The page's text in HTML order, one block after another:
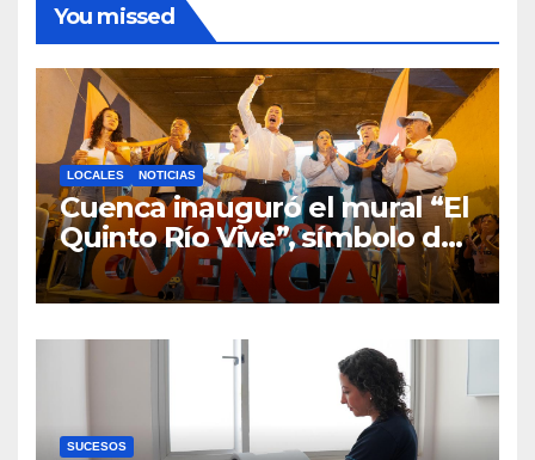
You missed
LOCALES NOTICIAS
Cuenca inauguró el mural “El
Quinto Río Vive”, símbolo de
la defensa ciudadana del
agua
SUCESOS